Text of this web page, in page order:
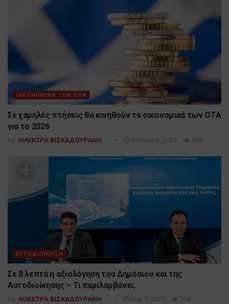
ΟΙΚΟΝΟΜΙΚΑ ΤΩΝ ΟΤΑ
Σε χαμηλές πτήσεις θα κινηθούν τα οικονομικά των ΟΤΑ
για το 2026
by ΗΛΕΚΤΡΑ ΒΙΣΚΑΔΟΥΡΑΚΗ October 8, 2025 100
ΑΥΤΟΔΙΟΙΚΗΣΗ
Σε 8 λεπτά η αξιολόγηση του Δημόσιου και της
Αυτοδιοίκησης – Τι περιλαμβάνει;
by ΗΛΕΚΤΡΑ ΒΙΣΚΑΔΟΥΡΑΚΗ May 6, 2025 208